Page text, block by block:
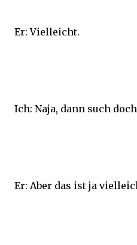
Er: Vielleicht.
Ich: Naja, dann such
Er: Aber das ist ja